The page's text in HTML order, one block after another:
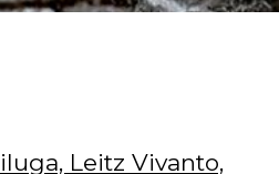
Leitz Vivanto,